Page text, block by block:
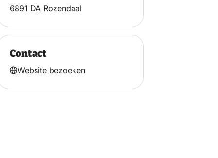
6891 DA Rozendaal
Contact
Website bezoeken